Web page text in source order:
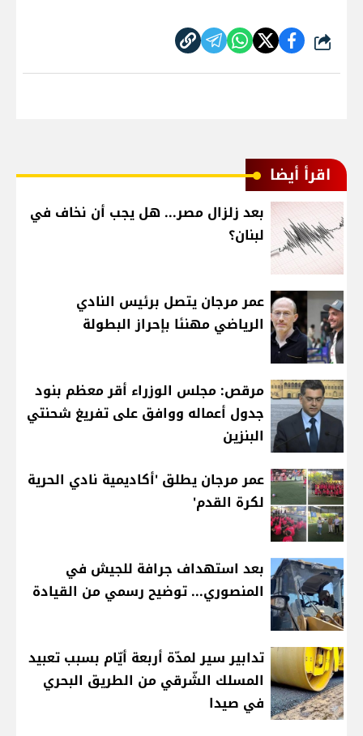
شارك
اقرأ أيضا
بعد زلزال مصر... هل يجب أن نخاف في
لبنان؟
عمر مرجان يتصل برئيس النادي
الرياضي مهنئا بإحراز البطولة
مرقص: مجلس الوزراء أقر معظم بنود
جدول أعماله ووافق على تفريغ شحنتي
البنزين
عمر مرجان يطلق 'أكاديمية نادي الحرية
لكرة القدم'
بعد استهداف جرافة للجيش في
المنصوري... توضيح رسمي من القيادة
تدابير سير لمدّة أربعة أيّام بسبب تعبيد
المسلك الشّرقي من الطريق البحري
في صيدا